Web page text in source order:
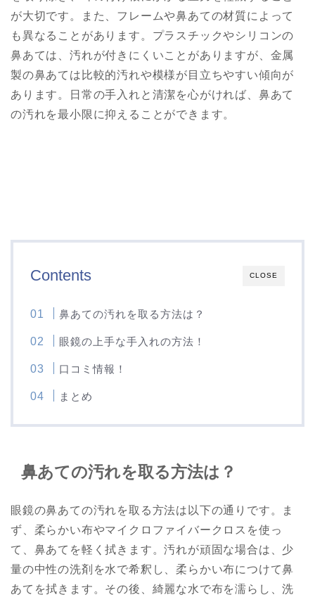
が大切です。また、フレームや鼻あての材質によって
も異なることがあります。プラスチックやシリコンの
鼻あては、汚れが付きにくいことがありますが、金属
製の鼻あては比較的汚れや模様が目立ちやすい傾向が
あります。日常の手入れと清潔を心がければ、鼻あて
の汚れを最小限に抑えることができます。
CLOSE
Contents
鼻あての汚れを取る方法は？
眼鏡の上手な手入れの方法！
口コミ情報！
まとめ
鼻あての汚れを取る方法は？
眼鏡の鼻あての汚れを取る方法は以下の通りです。ま
ず、柔らかい布やマイクロファイバークロスを使っ
て、鼻あてを軽く拭きます。汚れが頑固な場合は、少
量の中性の洗剤を水で希釈し、柔らかい布につけて鼻
あてを拭きます。その後、綺麗な水で布を濡らし、洗